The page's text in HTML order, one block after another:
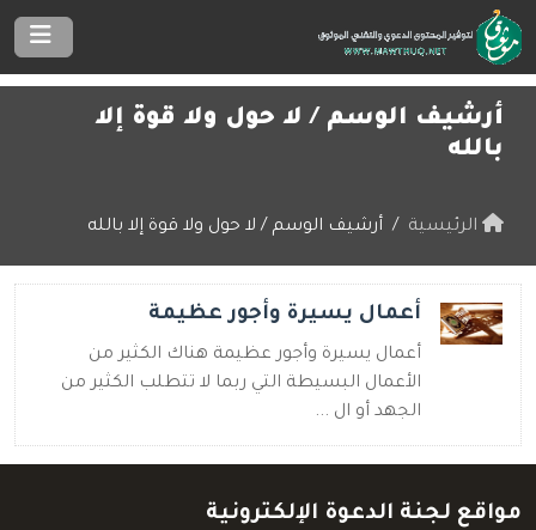
أرشيف الوسم / لا حول ولا قوة إلا
بالله
الرئيسية أرشيف الوسم / لا حول ولا قوة إلا بالله
أعمال يسيرة وأجور عظيمة
أعمال يسيرة وأجور عظيمة هناك الكثير من
الأعمال البسيطة التي ربما لا تتطلب الكثير من
الجهد أو ال ...
مواقع لجنة الدعوة الإلكترونية